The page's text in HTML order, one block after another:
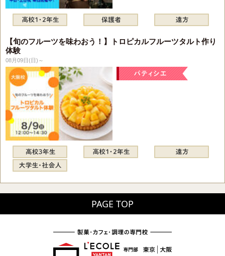
【旬のフルーツを味わおう！】トロピカルフルーツタルト作り
体験
08月09日(日)～
PAGE TOP